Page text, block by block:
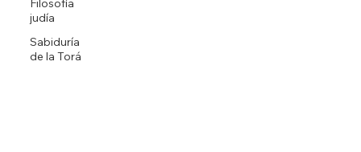
Filosofía
judía
Sabiduría
de la Torá